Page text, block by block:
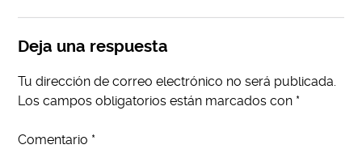
Deja una respuesta
Tu dirección de correo electrónico no será publicada.
Los campos obligatorios están marcados con *
Comentario *